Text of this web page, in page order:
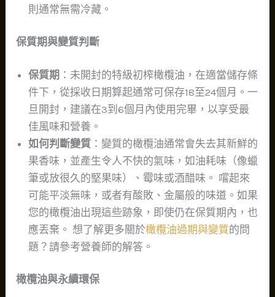
則通常無需冷藏。
保質期與變質判斷
保質期 ：未開封的特級初榨橄欖油，在適當儲存條
件下，從採收日期算起通常可保存18至24個月。一
旦開封，建議在3到6個月內使用完畢，以享受最
佳風味和營養。
如何判斷變質 ：變質的橄欖油通常會失去其新鮮的
果香味，並產生令人不快的氣味，如油耗味（像蠟
筆或放很久的堅果味）、霉味或酒醋味。 嚐起來
可能平淡無味，或者有酸敗、金屬般的味道。如果
您的橄欖油出現這些跡象，即使仍在保質期內，也
應丟棄。 想了解更多關於橄欖油過期與變質的問
題？請參考營養師的解答。
橄欖油與永續環保